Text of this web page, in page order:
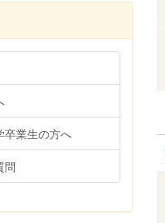
卒業生の方へ
問